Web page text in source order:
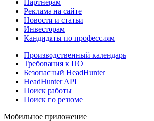
Партнерам
Реклама на сайте
Новости и статьи
Инвесторам
Кандидаты по профессиям
Производственный календарь
Требования к ПО
Безопасный HeadHunter
HeadHunter API
Поиск работы
Поиск по резюме
Мобильное приложение